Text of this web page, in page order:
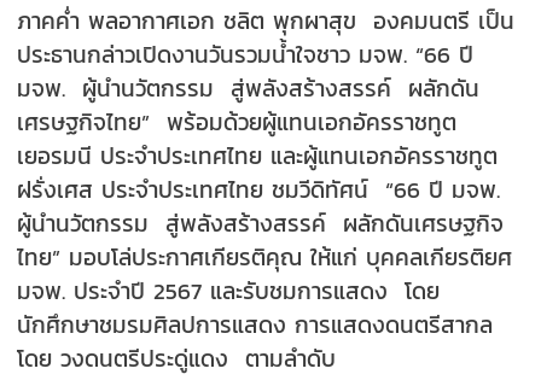
ภาคค่ำ พลอากาศเอก ชลิต พุกผาสุข องคมนตรี เป็น
ประธานกล่าวเปิดงานวันรวมน้ำใจชาว มจพ. “66 ปี
มจพ. ผู้นำนวัตกรรม สู่พลังสร้างสรรค์ ผลักดัน
เศรษฐกิจไทย” พร้อมด้วยผู้แทนเอกอัครราชทูต
เยอรมนี ประจำประเทศไทย และผู้แทนเอกอัครราชทูต
ฝรั่งเศส ประจำประเทศไทย ชมวีดิทัศน์ “66 ปี มจพ.
ผู้นำนวัตกรรม สู่พลังสร้างสรรค์ ผลักดันเศรษฐกิจ
ไทย” มอบโล่ประกาศเกียรติคุณ ให้แก่ บุคคลเกียรติยศ
มจพ. ประจำปี 2567 และรับชมการแสดง โดย
นักศึกษาชมรมศิลปการแสดง การแสดงดนตรีสากล
โดย วงดนตรีประดู่แดง ตามลำดับ